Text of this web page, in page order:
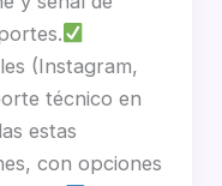
(Instagram,
técnico en
estas
con opciones